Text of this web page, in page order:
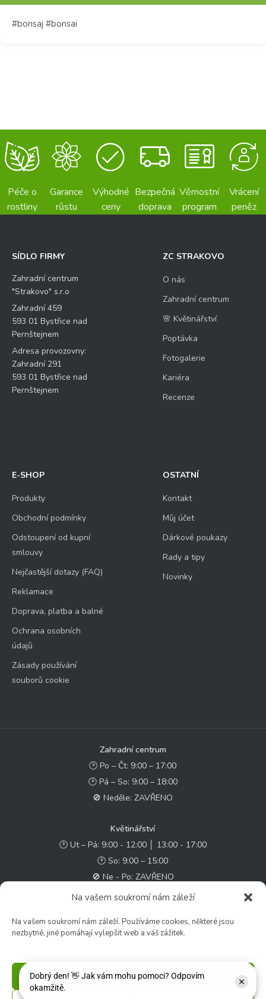
Na vašem soukromí nám záleží
Na vašem soukromí nám záleží. Používáme cookies, některé jsou
nezbytné, jiné pomáhají vylepšit web a váš zážitek.
Příjmout
#bonsaj #bonsai
Péče o
rostliny
Garance
růstu
Výhodné
ceny
Bezpečná
doprava
Věrnostní
program
Vrácení
peněz
SÍDLO FIRMY
Zahradní centrum
"Strakovo" s.r.o
Zahradní 459
593 01 Bystřice nad
Pernštejnem
Adresa provozovny:
Zahradní 291
593 01 Bystřice nad
Pernštejnem
ZC STRAKOVO
O nás
Zahradní centrum
🌸 Květinářství
Poptávka
Fotogalerie
Kariéra
Recenze
E-SHOP
Produkty
Obchodní podmínky
Odstoupení od kupní
smlouvy
Nejčastější dotazy (FAQ)
Reklamace
Doprava, platba a balné
Ochrana osobních
údajů
Zásady používání
souborů cookie
OSTATNÍ
Kontakt
Můj účet
Dárkové poukazy
Rady a tipy
Novinky
Zahradní centrum
🕑 Po – Čt: 9:00 – 17:00
🕑 Pá – So: 9:00 – 18:00
🚫 Neděle: ZAVŘENO
Květinářství
🕑 Ut – Pá: 9:00 - 12:00 │ 13:00 - 17:00
🕑 So: 9:00 – 15:00
🚫 Ne - Po: ZAVŘENO
✉️ e-shop@zcstrakovo.cz